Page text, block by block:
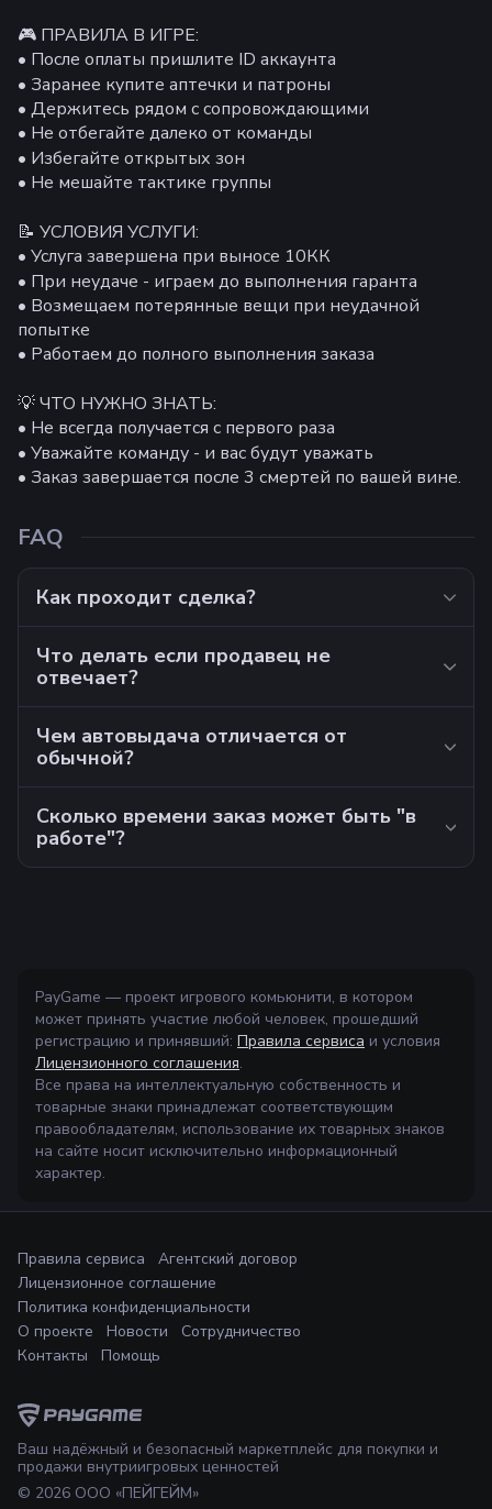
🎮 ПРАВИЛА В ИГРЕ:
• После оплаты пришлите ID аккаунта
• Заранее купите аптечки и патроны
• Держитесь рядом с сопровождающими
• Не отбегайте далеко от команды
• Избегайте открытых зон
• Не мешайте тактике группы
📝 УСЛОВИЯ УСЛУГИ:
• Услуга завершена при выносе 10КК
• При неудаче - играем до выполнения гаранта
• Возмещаем потерянные вещи при неудачной
попытке
• Работаем до полного выполнения заказа
💡 ЧТО НУЖНО ЗНАТЬ:
• Не всегда получается с первого раза
• Уважайте команду - и вас будут уважать
• Заказ завершается после 3 смертей по вашей вине.
FAQ
Как проходит сделка?
Что делать если продавец не
отвечает?
Чем автовыдача отличается от
обычной?
Сколько времени заказ может быть "в
работе"?
PayGame — проект игрового комьюнити, в котором
может принять участие любой человек, прошедший
регистрацию и принявший: Правила сервиса и условия
Лицензионного соглашения.
Все права на интеллектуальную собственность и
товарные знаки принадлежат соответствующим
правообладателям, использование их товарных знаков
на сайте носит исключительно информационный
характер.
Ваш надёжный и безопасный маркетплейс для покупки и
продажи внутриигровых ценностей
© 2026 ООО «ПЕЙГЕЙМ»
Правила сервиса
Агентский договор
Лицензионное соглашение
Политика конфиденциальности
О проекте
Новости
Сотрудничество
Контакты
Помощь